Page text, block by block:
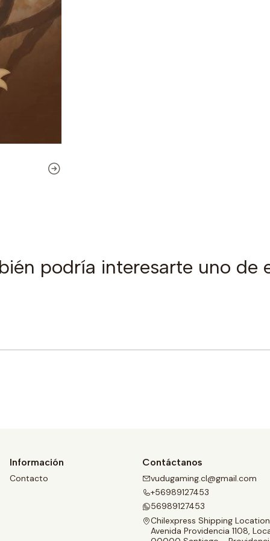
podría interesarte uno de
Información
Contacto
Contáctanos
vudugaming.cl@gmail.com
+56989127453
56989127453
Chilexpress Shipping Location
Avenida Providencia 1108,